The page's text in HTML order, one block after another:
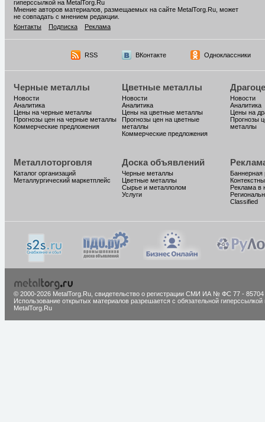
гиперссылкой на MetalTorg.Ru
Мнение авторов материалов, размещаемых на сайте MetalTorg.Ru, может
не совпадать с мнением редакции.
Контакты
Подписка Реклама
RSS ВКонтакте Одноклассники
Черные металлы
Новости
Аналитика
Цены на черные металлы
Прогнозы цен на черные металлы
Коммерческие предложения
Цветные металлы
Новости
Аналитика
Цены на цветные металлы
Прогнозы цен на цветные
металлы
Коммерческие предложения
Новости
Аналитика
Цены на
Прогнозы
металлы
Металлоторговля
Каталог организаций
Металлургический маркетплейс
Доска объявлений
Черные металлы
Цветные металлы
Сырье и металлолом
Услуги
Баннерная
Реклама в
Classified
© 2000-2026 MetalTorg.Ru, cвидетельство о регистрации СМИ ИА № ФС 77 - 85704
Использование открытых материалов разрешается с обязательной гиперссылкой
MetalTorg.Ru